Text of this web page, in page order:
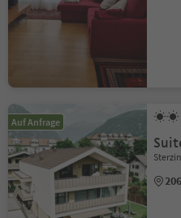
Auf Anfrage